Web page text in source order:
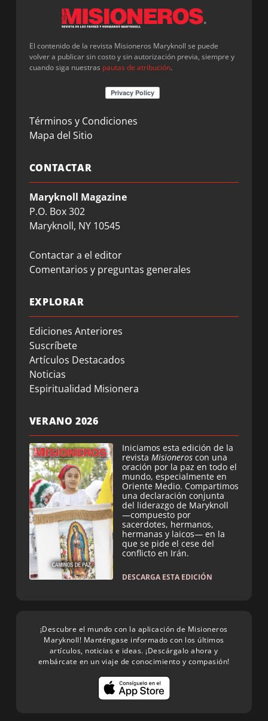
El contenido de la revista Misioneros Maryknoll se puede
volver a publicar sin costo y sin autorización previa, siempre y
cuando siga nuestras pautas de atribución.
Términos y Condiciones
Mapa del Sitio
CONTACTAR
Maryknoll Magazine
P.O. Box 302
Maryknoll, NY 10545
Contactar a el editor
Comentarios y preguntas generales
EXPLORAR
Ediciones Anteriores
Suscríbete
Artículos Destacados
Noticias
Espiritualidad Misionera
VERANO 2026
Iniciamos esta edición de la
revista Misioneros con una
oración por la paz en todo el
mundo, especialmente en
Oriente Medio. Compartimos
una declaración conjunta
del liderazgo de Maryknoll
—compuesto por
sacerdotes, hermanos,
hermanas y laicos— en la
que se pide el cese del
conflicto en Irán.
DESCARGA ESTA EDICIÓN
¡Descubre el mundo con la aplicación de Misioneros
Maryknoll! Manténgase informado con los últimos
artículos, noticias e ideas. ¡Descárgalo ahora y
embárcate en un viaje de conocimiento y compasión!